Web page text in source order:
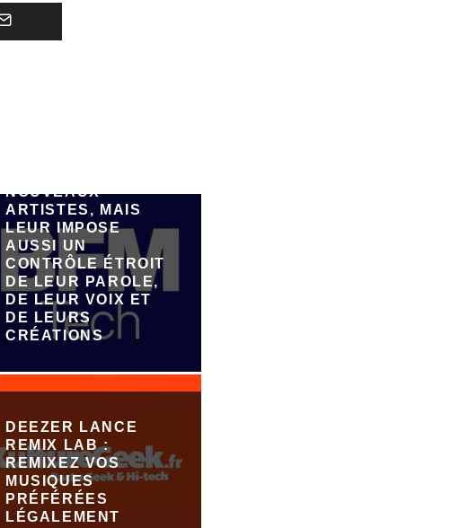
NOUVEAUX
ARTISTES, MAIS
LEUR IMPOSE
AUSSI UN
CONTRÔLE ÉTROIT
DE LEUR PAROLE,
DE LEUR VOIX ET
DE LEURS
CRÉATIONS
DEEZER LANCE
REMIX LAB :
REMIXEZ VOS
MUSIQUES
PRÉFÉRÉES
LÉGALEMENT